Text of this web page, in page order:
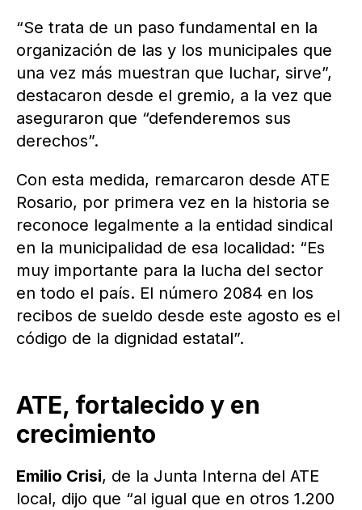
“Se trata de un paso fundamental en la
organización de las y los municipales que
una vez más muestran que luchar, sirve”,
destacaron desde el gremio, a la vez que
aseguraron que “defenderemos sus
derechos”.
Con esta medida, remarcaron desde ATE
Rosario, por primera vez en la historia se
reconoce legalmente a la entidad sindical
en la municipalidad de esa localidad: “Es
muy importante para la lucha del sector
en todo el país. El número 2084 en los
recibos de sueldo desde este agosto es el
código de la dignidad estatal”.
ATE, fortalecido y en
crecimiento
Emilio Crisi, de la Junta Interna del ATE
local, dijo que “al igual que en otros 1.200